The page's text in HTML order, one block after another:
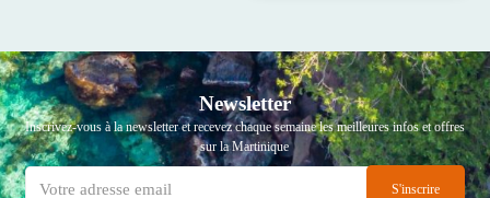
Newsletter
Inscrivez-vous à la newsletter et recevez chaque semaine les meilleures infos et offres
sur la Martinique